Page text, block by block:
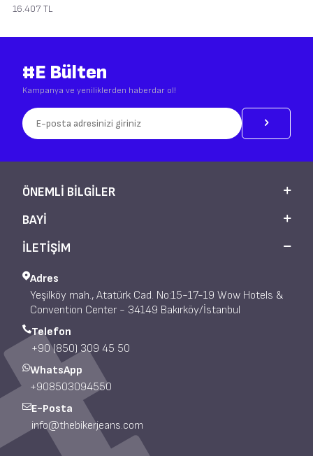
#E Bülten
Kampanya ve yeniliklerden haberdar ol!
ÖNEMLI BILGILER
BAYI
İLETİŞİM
Adres
Yeşilköy mah., Atatürk Cad. No:15-17-19 Wow Hotels &
Convention Center - 34149 Bakırköy/İstanbul
Telefon
+90 (850) 309 45 50
WhatsApp
+908503094550
E-Posta